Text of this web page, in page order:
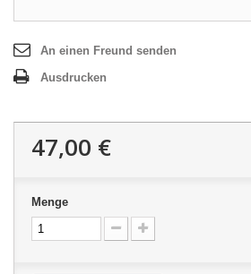
An einen Freund senden
Ausdrucken
47,00 €
Menge